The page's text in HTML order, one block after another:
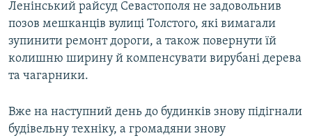
Ленінський райсуд Севастополя не задовольнив
позов мешканців вулиці Толстого, які вимагали
зупинити ремонт дороги, а також повернути їй
колишню ширину й компенсувати вирубані дерева
та чагарники.
Вже на наступний день до будинків знову підігнали
будівельну техніку, а громадяни знову